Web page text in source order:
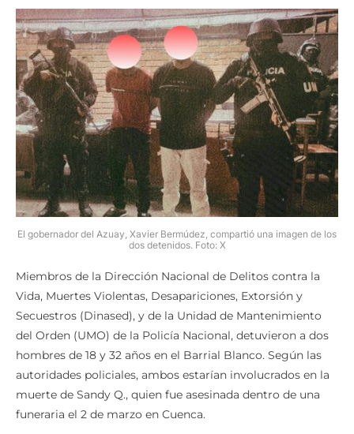
El gobernador del Azuay, Xavier Bermúdez, compartió una imagen de los
dos detenidos. Foto: X
Miembros de la Dirección Nacional de Delitos contra la
Vida, Muertes Violentas, Desapariciones, Extorsión y
Secuestros (Dinased), y de la Unidad de Mantenimiento
del Orden (UMO) de la Policía Nacional, detuvieron a dos
hombres de 18 y 32 años en el Barrial Blanco. Según las
autoridades policiales, ambos estarían involucrados en la
muerte de Sandy Q., quien fue asesinada dentro de una
funeraria el 2 de marzo en Cuenca.